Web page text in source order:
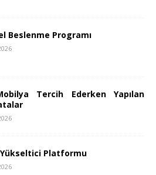
Beslenme Programı
Tercih Ederken Yapılan
Platformu